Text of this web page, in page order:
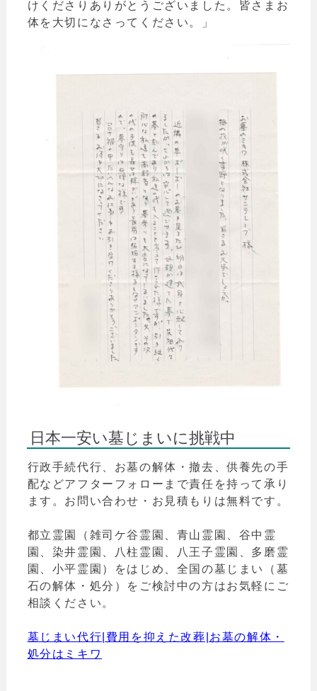
けくださりありがとうございました。皆さまお
体を大切になさってください。」
日本一安い墓じまいに挑戦中
行政手続代行、お墓の解体・撤去、供養先の手
配などアフターフォローまで責任を持って承り
ます。お問い合わせ・お見積もりは無料です。
都立霊園（雑司ケ谷霊園、青山霊園、谷中霊
園、染井霊園、八柱霊園、八王子霊園、多磨霊
園、小平霊園）をはじめ、全国の墓じまい（墓
石の解体・処分）をご検討中の方はお気軽にご
相談ください。
墓じまい代行|費用を抑えた改葬|お墓の解体・
処分はミキワ